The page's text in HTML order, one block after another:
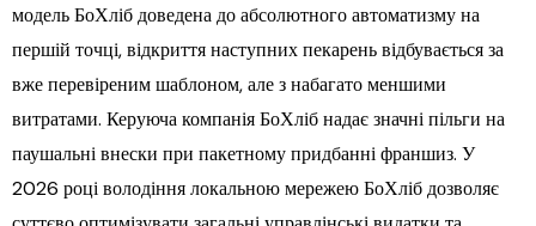
модель БоХліб доведена до абсолютного автоматизму на
першій точці, відкриття наступних пекарень відбувається за
вже перевіреним шаблоном, але з набагато меншими
витратами. Керуюча компанія БоХліб надає значні пільги на
паушальні внески при пакетному придбанні франшиз. У
2026 році володіння локальною мережею БоХліб дозволяє